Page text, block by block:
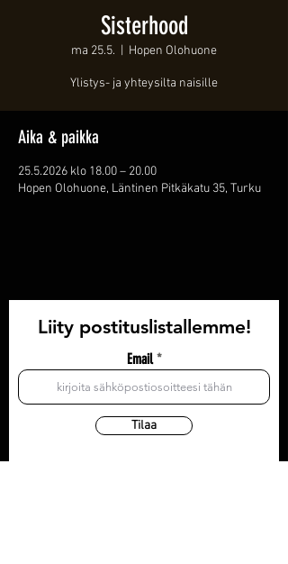
Sisterhood
ma 25.5. Hopen Olohuone
Ylistys- ja yhteysilta naisille
Aika & paikka
25.5.2026 klo 18.00 – 20.00
Hopen Olohuone, Läntinen Pitkäkatu 35, Turku
Liity postituslistallemme!
Email
Tilaa